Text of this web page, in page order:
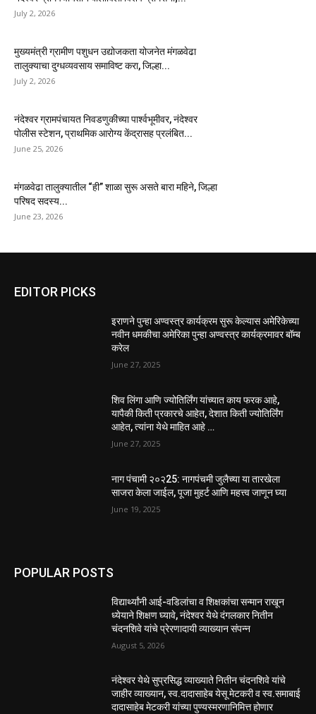
July 2, 2026
मुख्यमंत्री ग्रामीण पशुधन उद्योजकता योजनेत मंगळवेढा
तालुक्याचा दुग्धव्यवसाय समाविष्ट करा, जिल्हा...
July 2, 2026
नंदेश्वर ग्रामपंचायत निवडणुकीच्या पार्श्वभूमीवर, नंदेश्वर
पोलीस स्टेशन, प्राथमिक आरोग्य केंद्रासह प्रलंबित...
June 25, 2026
मंगळवेढा तालुक्यातील “ही” शाळा सुरू असते बारा महिने, जिल्हा
परिषद सदस्य...
June 23, 2026
EDITOR PICKS
इराणने पुन्हा अण्वस्त्र कार्यक्रम सुरू केल्यास अमेरिकेच्या
नवीन धमकीचा अमेरिका पुन्हा अण्वस्त्र कार्यक्रमावर बॉम्ब
करेल
June 27, 2025
शिव लिंगा आणि ज्योतिर्लिंग यांच्यात काय फरक आहे,
यापैकी किती प्रकारचे आहेत, देशात किती ज्योतिर्लिंग
आहेत, त्यांना येथे माहित आहे …
June 27, 2025
नाग पंचामी २०२25: नागपंचमी जुलैच्या या तारखेला
साजरा केला जाईल, पूजा मुहर्ट आणि महत्त्व जाणून घ्या
June 19, 2025
POPULAR POSTS
विद्यार्थ्यांनी आई-वडिलांचा व शिक्षकांचा सन्मान राखून
ध्येयाने शिक्षण घ्यावे, नंदेश्वर येथे दंगलकार नितीन
चंदनशिवे यांचे प्रेरणादायी व्याख्यान संपन्न
August 5, 2026
नंदेश्वर येथे सुप्रसिद्ध व्याख्याते नितीन चंदनशिवे यांचे
जाहीर व्याख्यान, स्व.दादासाहेब येसू मेटकरी व स्व.समाबाई
दादासाहेब मेटकरी यांच्या पुण्यस्मरणानिमित्त होणार